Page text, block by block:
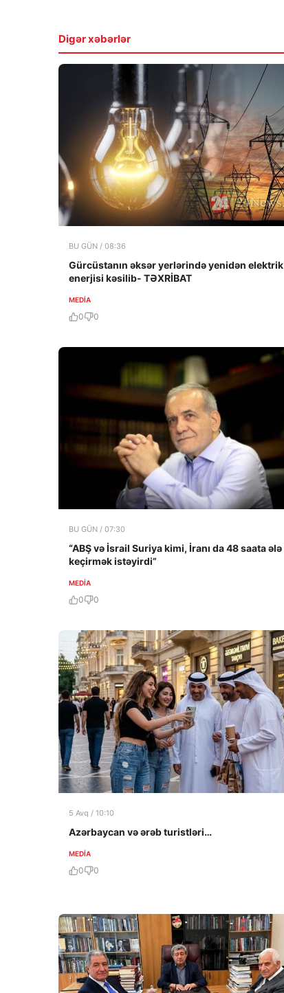
Digər xəbərlər
BU GÜN / 08:36
Gürcüstanın əksər yerlərində yenidən elektrik
enerjisi kəsilib- TƏXRİBAT
MEDİA
0 0
BU GÜN / 07:30
“ABŞ və İsrail Suriya kimi, İranı da 48 saata ələ
keçirmək istəyirdi”
MEDİA
0 0
5 Avq / 10:10
Azərbaycan və ərəb turistləri…
MEDİA
0 0